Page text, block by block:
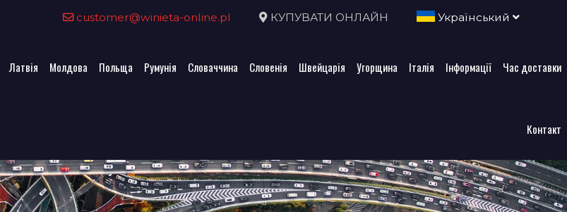
customer@winieta-online.pl КУПУВАТИ ОНЛАЙН Український
Латвія Молдова Польща Румунія Словаччина Словенія Швейцарія Угорщина Італія Інформації Час доставки
Контакт